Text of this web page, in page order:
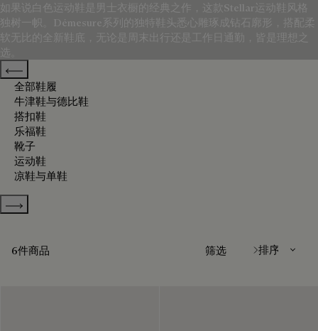
如果说白色运动鞋是男士衣橱的经典之作，这款Stellar运动鞋风格
独树一帜。Démesure系列的独特鞋头悉心雕琢成钻石廓形，搭配柔
软无比的全新鞋底，无论是周末出行还是工作日通勤，皆是理想之
选。
Previous categories
全部鞋履
牛津鞋与德比鞋
搭扣鞋
乐福鞋
靴子
运动鞋
凉鞋与单鞋
Show more categories
6件商品 筛选